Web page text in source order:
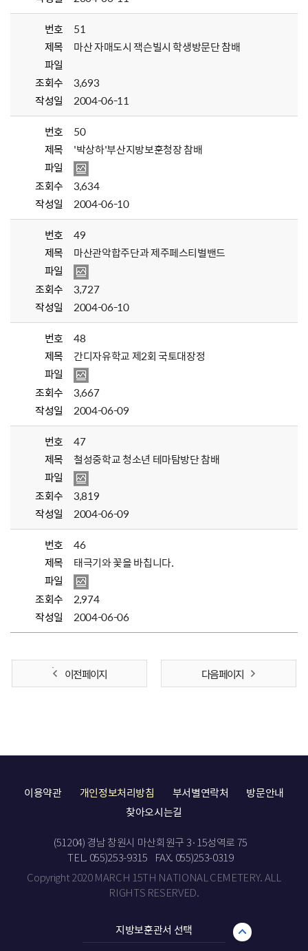
번호
51
제목
마산 자매도시 잭슨빌시 학생방문단 참배
파일
조회수
3,693
작성일
2004-06-11
번호
50
제목
'박상하'부산지방보훈청장 참배
파일
조회수
3,634
작성일
2004-06-10
번호
49
제목
마산관악합주단과 제주페스티벌밴드
파일
조회수
3,727
작성일
2004-06-10
번호
48
제목
간디자유학교 제2회 국토대장정
파일
조회수
3,667
작성일
2004-06-09
번호
47
제목
철성중학교 청소년 테마탐방단 참배
파일
조회수
3,819
작성일
2004-06-09
번호
46
제목
태극기와 꽃을 바칩니다.
파일
조회수
2,974
작성일
2004-06-06
이전 페이지 다음 페이지
이용약관 개인정보처리방침 부서별연락처
방문안내
찾아오시는길
(51204) 경남 창원시 마산회원구 3·15성역로 75
TEL. 055)253-9315
FAX. 055)253-0319
Copyright 2020 MARCH 15TH NATIONAL CEMETERY. ALL
RIGHTS RESERVED.
지방보훈관서 선택